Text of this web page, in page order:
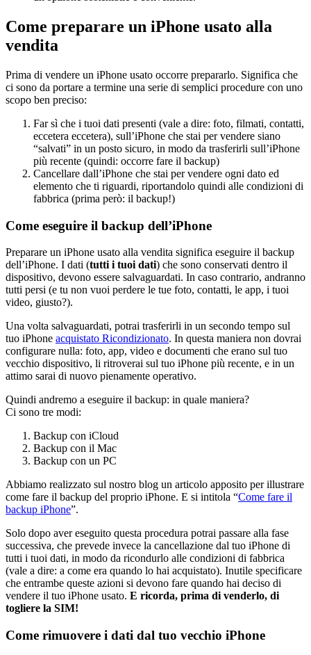
Come preparare un iPhone usato alla
vendita
Prima di vendere un iPhone usato occorre prepararlo. Significa che
ci sono da portare a termine una serie di semplici procedure con uno
scopo ben preciso:
Far sì che i tuoi dati presenti (vale a dire: foto, filmati, contatti,
eccetera eccetera), sull’iPhone che stai per vendere siano
“salvati” in un posto sicuro, in modo da trasferirli sull’iPhone
più recente (quindi: occorre fare il backup)
Cancellare dall’iPhone che stai per vendere ogni dato ed
elemento che ti riguardi, riportandolo quindi alle condizioni di
fabbrica (prima però: il backup!)
Come eseguire il backup dell’iPhone
Preparare un iPhone usato alla vendita significa eseguire il backup
dell’iPhone. I dati (tutti i tuoi dati) che sono conservati dentro il
dispositivo, devono essere salvaguardati. In caso contrario, andranno
tutti persi (e tu non vuoi perdere le tue foto, contatti, le app, i tuoi
video, giusto?).
Una volta salvaguardati, potrai trasferirli in un secondo tempo sul
tuo iPhone acquistato Ricondizionato. In questa maniera non dovrai
configurare nulla: foto, app, video e documenti che erano sul tuo
vecchio dispositivo, li ritroverai sul tuo iPhone più recente, e in un
attimo sarai di nuovo pienamente operativo.
Quindi andremo a eseguire il backup: in quale maniera?
Ci sono tre modi:
Backup con iCloud
Backup con il Mac
Backup con un PC
Abbiamo realizzato sul nostro blog un articolo apposito per illustrare
come fare il backup del proprio iPhone. E si intitola “Come fare il
backup iPhone”.
Solo dopo aver eseguito questa procedura potrai passare alla fase
successiva, che prevede invece la cancellazione dal tuo iPhone di
tutti i tuoi dati, in modo da ricondurlo alle condizioni di fabbrica
(vale a dire: a come era quando lo hai acquistato). Inutile specificare
che entrambe queste azioni si devono fare quando hai deciso di
vendere il tuo iPhone usato. E ricorda, prima di venderlo, di
togliere la SIM!
Come rimuovere i dati dal tuo vecchio iPhone